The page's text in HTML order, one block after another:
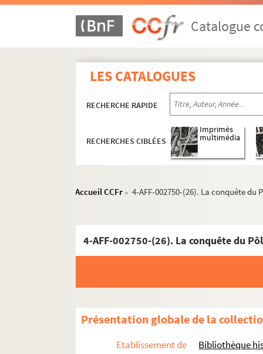
Catalogue
LES CATALOGUES
RECHERCHE RAPIDE
RECHERCHES CIBLÉES
Imprimés
multimédia
Accueil CCFr > 4-AFF-002750-(26). La conquête du
4-AFF-002750-(26). La conquête du
Présentation globale de la
Etablissement de
Bibliothèque
La Chaufferie
Maison d'éducation de la Légion
Théâtre Gérard Philipe
Spectacles
4-AFF-002750-(01). Addie. W.F.
4-AFF-002750-(02). Les acharnés
4-AFF-002750-(03). Acteurs
4-AFF-002750-(04). Africolor
4-AFF-002750-(05). L'Afrique
4-AFF-002750-(07). Ambulance
4-AFF-002750-(10). Animals of
4-AFF-002750-(14). Avis de